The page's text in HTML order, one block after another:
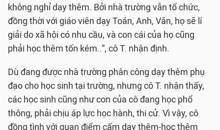
không nghỉ dạy thêm. Bởi nhà trường vẫn tổ chức,
đồng thời với giáo viên dạy Toán, Anh, Văn, họ sẽ lí
giải do xã hội có nhu cầu, và con cái của họ cũng
phải học thêm tốn kém..”, cô T. nhận định.
Dù đang được nhà trường phân công dạy thêm phụ
đạo cho học sinh tại trường, nhưng cô T. nhận thấy,
các học sinh cũng như con của cô đang học phổ
thông, phải chịu áp lực học hành, thi cử. Vì vậy, cô
đồng tình với quan điểm cấm dạy thêm-học thêm